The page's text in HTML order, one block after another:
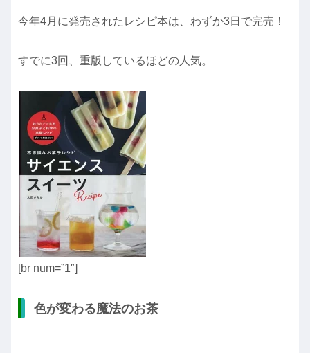
今年4月に発売されたレシピ本は、わずか3日で完売！
すでに3回、重版しているほどの人気。
[br num=”1″]
色が変わる魔法のお茶